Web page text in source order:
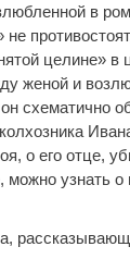
в
целине» в
женой и
схематично
о его отце,
узнать о